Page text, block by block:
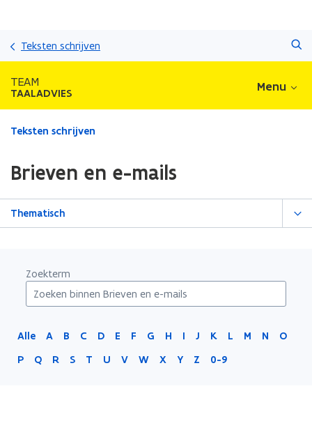
Teksten schrijven
TEAM
TAALADVIES Menu
Gedaan
zich
op:
Brieven
Teksten schrijven
Brieven en e-mails
Thematisch
Zoekterm
Alle A B C D E F G H I J K L M N
O
P
Q R S T U V W X Y Z 0-9